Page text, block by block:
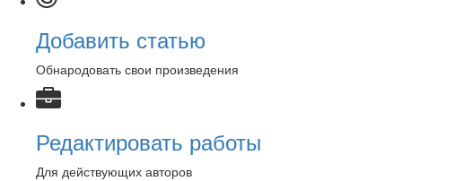
Добавить статью
Обнародовать свои произведения
Редактировать работы
Для действующих авторов